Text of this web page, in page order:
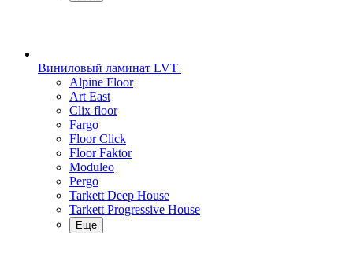
Виниловый ламинат LVT
Alpine Floor
Art East
Clix floor
Fargo
Floor Click
Floor Faktor
Moduleo
Pergo
Tarkett Deep House
Tarkett Progressive House
Еще